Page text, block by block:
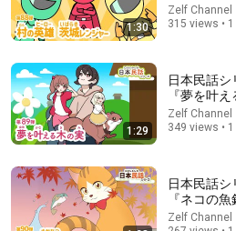
なぜ日本人だけ 差別されにく
ニック兄さん and高桑 • 1.8M views
1:30
Zelf Channel
315 views •
1:29
日本民話
『夢を叶
Zelf Channel
349 views •
日本民話
『ネコの
Zelf Channel